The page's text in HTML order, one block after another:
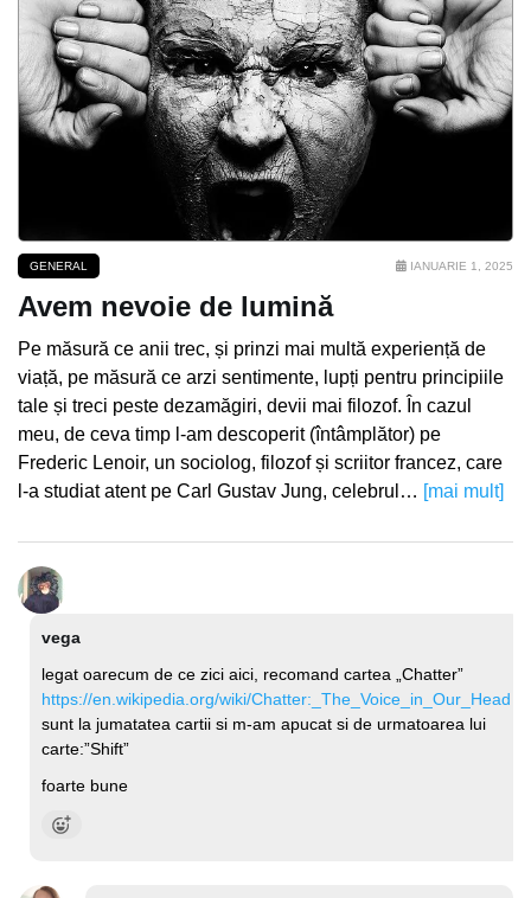
GENERAL IANUARIE 1, 2025
Avem nevoie de lumină
Pe măsură ce anii trec, și prinzi mai multă experiență de
viață, pe măsură ce arzi sentimente, lupți pentru principiile
tale și treci peste dezamăgiri, devii mai filozof. În cazul
meu, de ceva timp l-am descoperit (întâmplător) pe
Frederic Lenoir, un sociolog, filozof și scriitor francez, care
l-a studiat atent pe Carl Gustav Jung, celebrul… [mai mult]
vega
legat oarecum de ce zici aici, recomand cartea „Chatter”
https://en.wikipedia.org/wiki/Chatter:_The_Voice_in_Our_Head
sunt la jumatatea cartii si m-am apucat si de urmatoarea lui
carte:”Shift”
foarte bune